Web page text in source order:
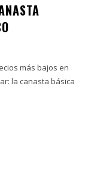
más bajos en
la canasta básica